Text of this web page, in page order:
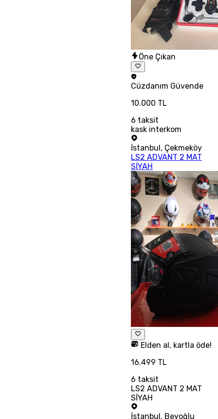
Öne Çıkan
Cüzdanım Güvende
10.000 TL
6 taksit
kask interkom
İstanbul , Çekmeköy
LS2 ADVANT 2 MAT
SİYAH
Elden al, kartla öde!
16.499 TL
6 taksit
LS2 ADVANT 2 MAT
SİYAH
İstanbul, Beyoğlu